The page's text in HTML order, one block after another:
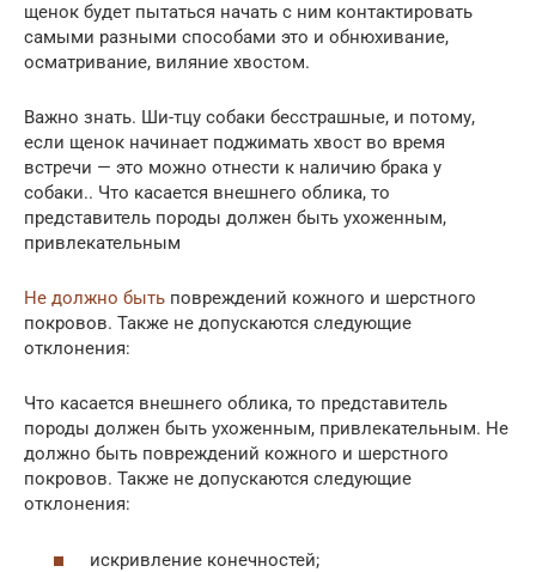
щенок будет пытаться начать с ним контактировать
самыми разными способами это и обнюхивание,
осматривание, виляние хвостом.
Важно знать. Ши-тцу собаки бесстрашные, и потому,
если щенок начинает поджимать хвост во время
встречи — это можно отнести к наличию брака у
собаки.. Что касается внешнего облика, то
представитель породы должен быть ухоженным,
привлекательным
Не должно быть повреждений кожного и шерстного
покровов. Также не допускаются следующие
отклонения:
Что касается внешнего облика, то представитель
породы должен быть ухоженным, привлекательным. Не
должно быть повреждений кожного и шерстного
покровов. Также не допускаются следующие
отклонения:
искривление конечностей;